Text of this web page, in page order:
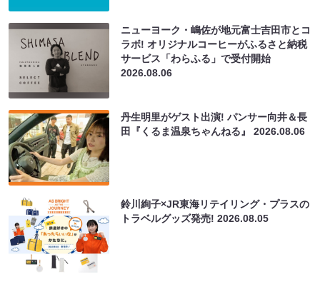
ニューヨーク・嶋佐が地元富士吉田市とコ
ラボ! オリジナルコーヒーがふるさと納税
サービス「わらふる」で受付開始
2026.08.06
丹生明里がゲスト出演! パンサー向井＆長
田『くるま温泉ちゃんねる』2026.08.06
鈴川絢子×JR東海リテイリング・プラスの
トラベルグッズ発売!2026.08.05